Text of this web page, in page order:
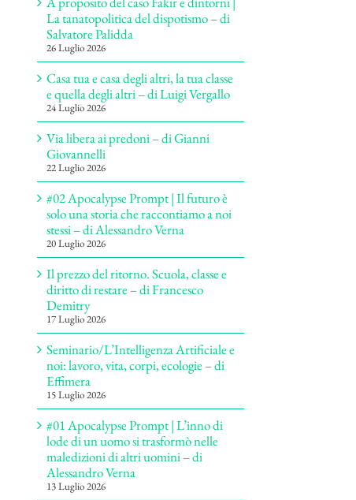
La tanatopolitica del dispotismo – di
Salvatore Palidda
26 Luglio 2026
Casa tua e casa degli altri, la tua classe
e quella degli altri – di Luigi Vergallo
24 Luglio 2026
Via libera ai predoni – di Gianni
Giovannelli
22 Luglio 2026
#02 Apocalypse Prompt | Il futuro è
solo una storia che raccontiamo a noi
stessi – di Alessandro Verna
20 Luglio 2026
Il prezzo del ritorno. Scuola, classe e
diritto di restare – di Francesco
Demitry
17 Luglio 2026
Seminario/L’Intelligenza Artificiale e
noi: lavoro, vita, corpi, ecologie – di
Effimera
15 Luglio 2026
#01 Apocalypse Prompt | L’inno di
lode di un uomo si trasformò nelle
maledizioni di altri uomini – di
Alessandro Verna
13 Luglio 2026